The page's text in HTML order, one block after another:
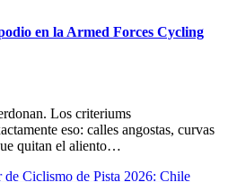
en la Armed Forces Cycling
Los criteriums
eso: calles angostas, curvas
quitan el aliento…